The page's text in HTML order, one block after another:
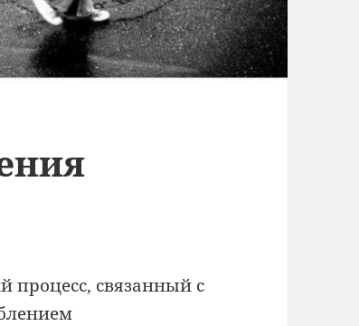
процесс, связанный с